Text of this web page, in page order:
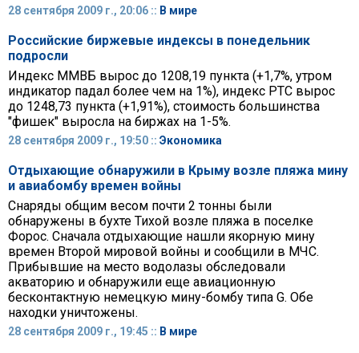
28 сентября 2009 г., 20:06 :: В мире
Российские биржевые индексы в понедельник
подросли
Индекс ММВБ вырос до 1208,19 пункта (+1,7%, утром
индикатор падал более чем на 1%), индекс РТС вырос
до 1248,73 пункта (+1,91%), стоимость большинства
"фишек" выросла на биржах на 1-5%.
28 сентября 2009 г., 19:50 :: Экономика
Отдыхающие обнаружили в Крыму возле пляжа мину
и авиабомбу времен войны
Снаряды общим весом почти 2 тонны были
обнаружены в бухте Тихой возле пляжа в поселке
Форос. Сначала отдыхающие нашли якорную мину
времен Второй мировой войны и сообщили в МЧС.
Прибывшие на место водолазы обследовали
акваторию и обнаружили еще авиационную
бесконтактную немецкую мину-бомбу типа G. Обе
находки уничтожены.
28 сентября 2009 г., 19:45 :: В мире